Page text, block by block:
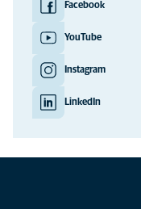
Facebook
YouTube
Instagram
LinkedIn